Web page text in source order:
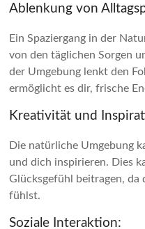
Ablenkung von
Ein Spaziergang in der
von den täglichen Sorgen
der Umgebung lenkt den
ermöglicht es dir, frische
Kreativität und
Die natürliche Umgebung
und dich inspirieren. Dies
Glücksgefühl beitragen,
fühlst.
Soziale Interaktion: